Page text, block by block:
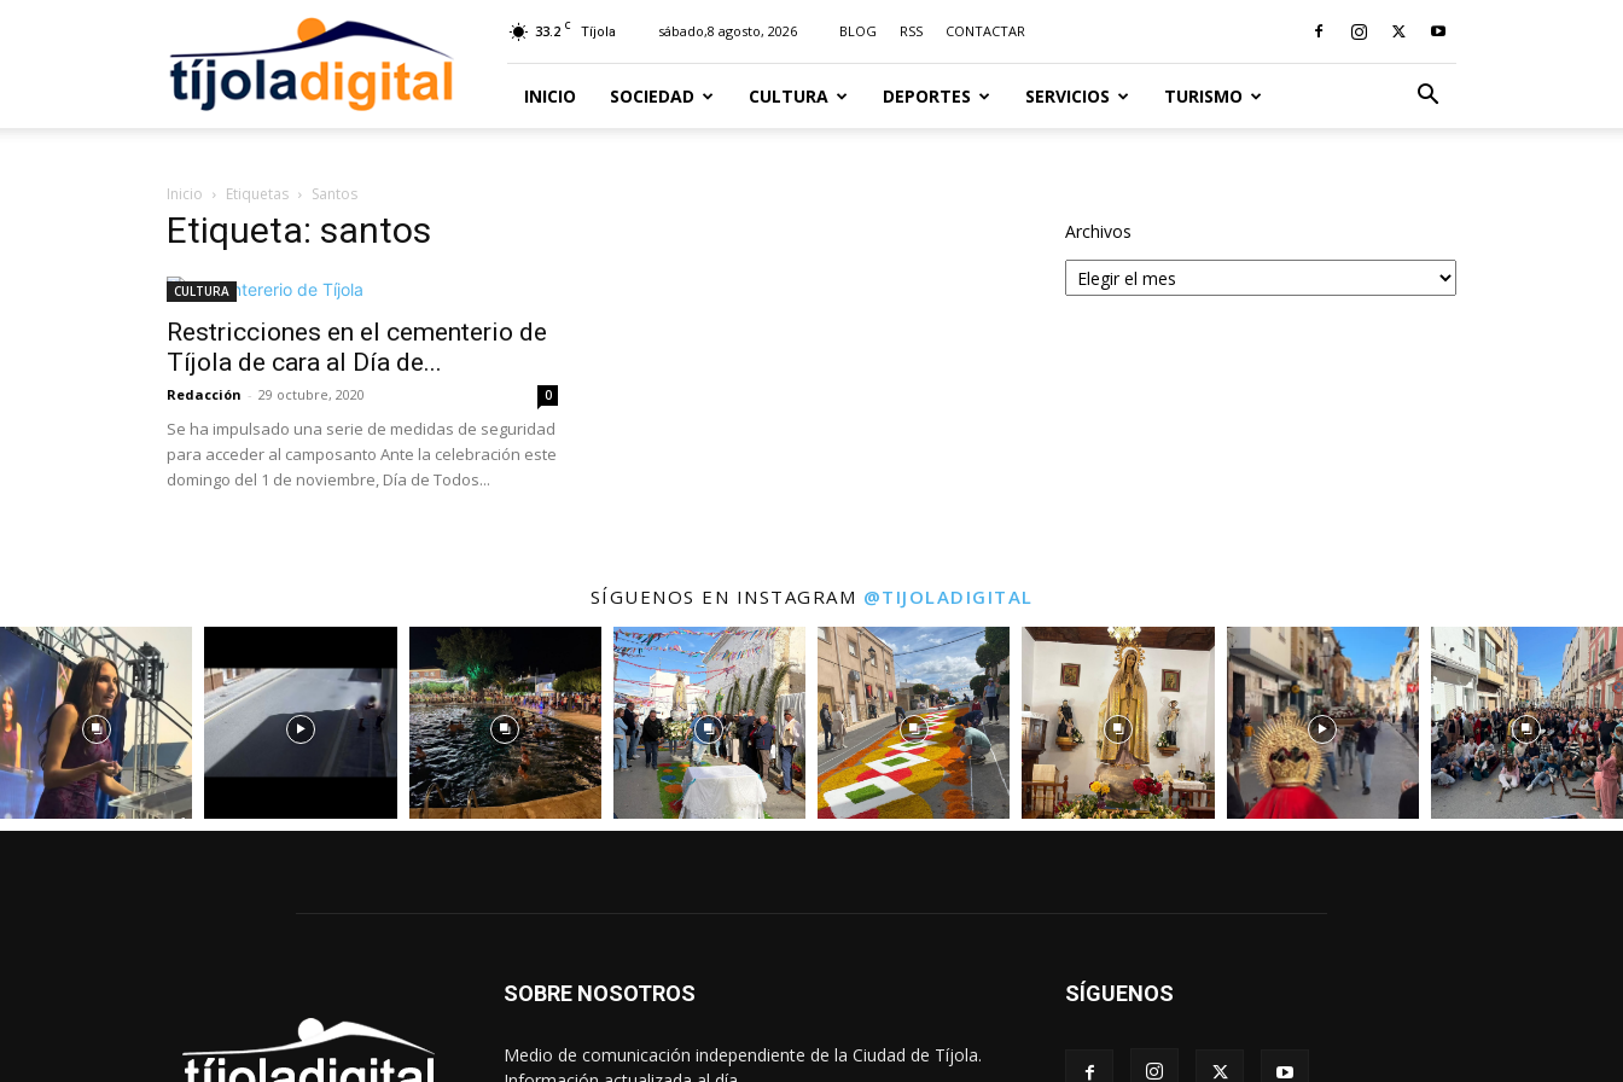
33.2 C Tíjola sábado,8 agosto, 2026 BLOG RSS CONTACTAR
INICIO SOCIEDAD CULTURA DEPORTES SERVICIOS TURISMO
Inicio Etiquetas Santos
Etiqueta: santos
CULTURA
Restricciones en el cementerio de
Tíjola de cara al Día de...
Redacción - 29 octubre, 2020 0
Se ha impulsado una serie de medidas de seguridad
para acceder al camposanto Ante la celebración este
domingo del 1 de noviembre, Día de Todos...
Archivos
SÍGUENOS EN INSTAGRAM @TIJOLADIGITAL
SOBRE NOSOTROS
Medio de comunicación independiente de la Ciudad de Tíjola.
SÍGUENOS